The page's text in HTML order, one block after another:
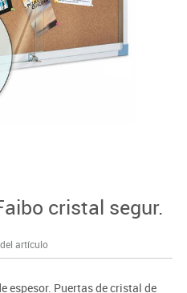
cristal segur.
artículo
espesor. Puertas de cristal de